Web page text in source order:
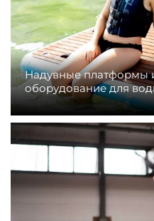
Надувные платформы
оборудование для